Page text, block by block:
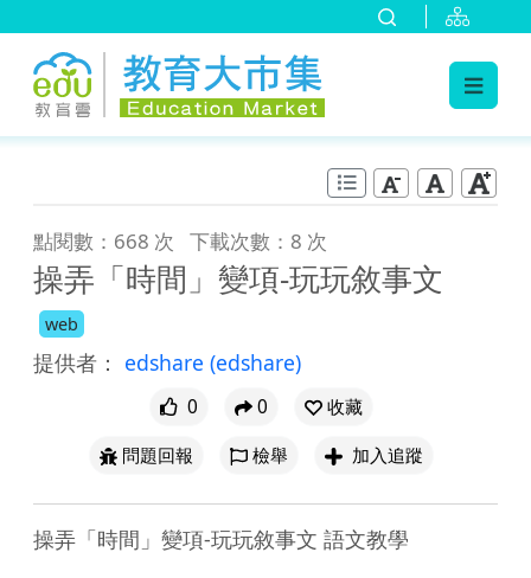
點閱數：668 次 下載次數：8 次
操弄「時間」變項-玩玩敘事文
web
提供者： edshare (edshare)
0 0
收藏
問題回報
檢舉 加入追蹤
操弄「時間」變項-玩玩敘事文 語文教學